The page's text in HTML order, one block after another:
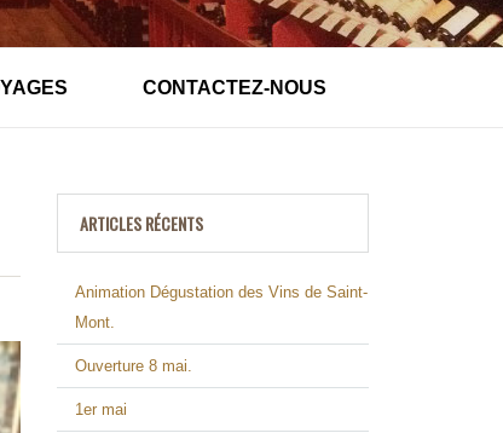
CONTACTEZ-NOUS
ARTICLES RÉCENTS
Animation Dégustation des Vins de Saint-
Mont.
Ouverture 8 mai.
1er mai